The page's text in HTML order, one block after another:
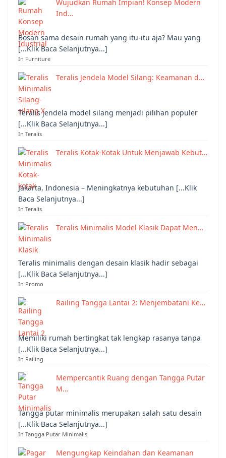
Wujudkan Rumah Impian! Konsep Modern
Ind…
Bosan sama desain rumah yang itu-itu aja? Mau yang
[...Klik Baca Selanjutnya...]
In Furniture
Teralis Jendela Model Silang: Keamanan d…
Teralis jendela model silang menjadi pilihan populer
[...Klik Baca Selanjutnya...]
In Teralis
Teralis Kotak-Kotak Untuk Menjawab Kebut…
Jakarta, Indonesia – Meningkatnya kebutuhan [...Klik
Baca Selanjutnya...]
In Teralis
Teralis Minimalis Model Klasik Dapat Men…
Teralis minimalis dengan desain klasik hadir sebagai
[...Klik Baca Selanjutnya...]
In Promo
Railing Tangga Lantai 2: Menjembatani Ke…
Memiliki rumah bertingkat tak lengkap rasanya tanpa
[...Klik Baca Selanjutnya...]
In Railing
Mempercantik Ruang dengan Tangga Putar
M…
Tangga putar minimalis merupakan salah satu desain
[...Klik Baca Selanjutnya...]
In Tangga Putar Minimalis
Mengungkap Keindahan dan Keamanan